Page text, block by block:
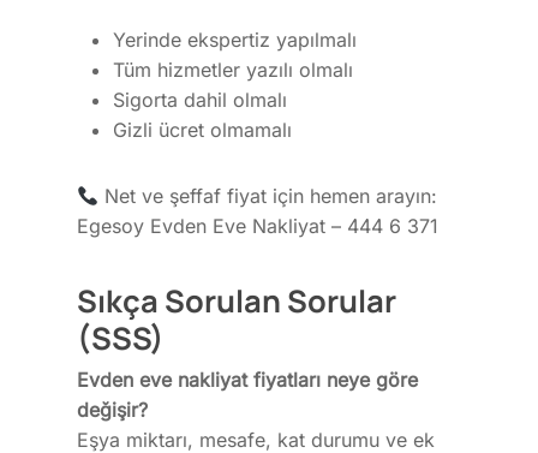
Yerinde ekspertiz yapılmalı
Tüm hizmetler yazılı olmalı
Sigorta dahil olmalı
Gizli ücret olmamalı
Net ve şeffaf fiyat için hemen arayın:
Egesoy Evden Eve Nakliyat – 444 6 371
Sıkça Sorulan Sorular
(SSS)
Evden eve nakliyat fiyatları neye göre
değişir?
Eşya miktarı, mesafe, kat durumu ve ek